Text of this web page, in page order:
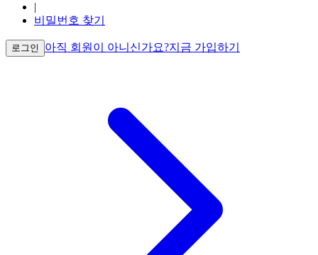
|
비밀번호 찾기
로그인 아직 회원이 아니신가요?지금 가입하기